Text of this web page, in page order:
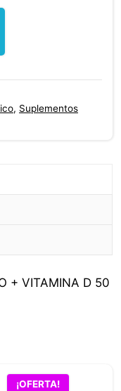
, Suplementos
+ VITAMINA D 50
¡OFERTA!